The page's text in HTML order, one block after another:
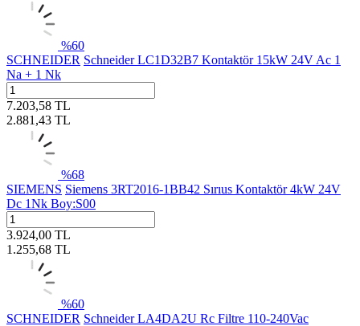
%60
SCHNEIDER Schneider LC1D32B7 Kontaktör 15kW 24V Ac 1
Na + 1 Nk
7.203,58 TL
2.881,43 TL
%68
SIEMENS Siemens 3RT2016-1BB42 Sırıus Kontaktör 4kW 24V
Dc 1Nk Boy:S00
3.924,00 TL
1.255,68 TL
%60
SCHNEIDER Schneider LA4DA2U Rc Filtre 110-240Vac